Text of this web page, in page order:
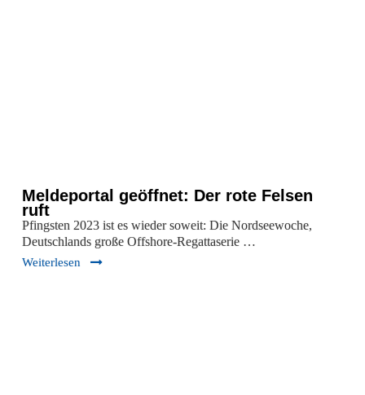
Meldeportal geöffnet: Der rote Felsen
ruft
Pfingsten 2023 ist es wieder soweit: Die Nordseewoche,
Deutschlands große Offshore-Regattaserie …
Weiterlesen